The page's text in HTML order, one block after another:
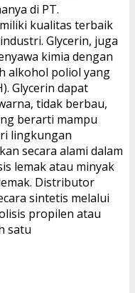
di PT.
kualitas terbaik
Glycerin, juga
kimia dengan
alkohol poliol yang
Glycerin dapat
tidak berbau,
berarti mampu
lingkungan
secara alami dalam
lemak atau minyak
Distributor
sintetis melalui
propilen atau
satu